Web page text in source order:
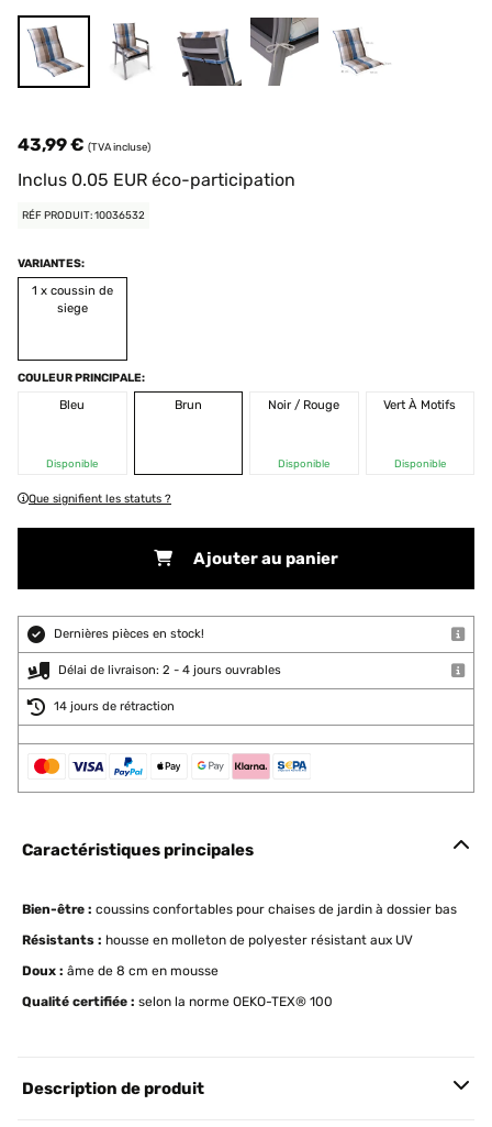
43,99 € (TVA incluse)
Inclus 0.05 EUR éco-participation
RÉF PRODUIT: 10036532
VARIANTES:
1 x coussin de
siege
COULEUR PRINCIPALE:
Bleu
Disponible
Brun Noir / Rouge
Disponible
Vert À Motifs
Disponible
Que signifient les statuts ?
Ajouter au panier
Dernières pièces en stock!
Délai de livraison: 2 - 4 jours ouvrables
14 jours de rétraction
Caractéristiques principales
Bien-être : coussins confortables pour chaises de jardin à dossier bas
Résistants : housse en molleton de polyester résistant aux UV
Doux : âme de 8 cm en mousse
Qualité certifiée : selon la norme OEKO-TEX® 100
Description de produit